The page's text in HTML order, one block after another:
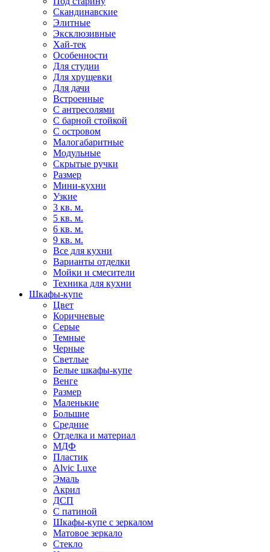
Скандинавские
Элитные
Эксклюзивные
Хай-тек
Особенности
Для студии
Для хрущевки
Для дачи
Встроенные
С антресолями
С барной стойкой
С островом
Малогабаритные
Модульные
Скрытые ручки
Размер
Мини-кухни
Узкие
3 кв. м.
5 кв. м.
6 кв. м.
9 кв. м.
Все для кухни
Варианты отделки
Мойки и смесители
Техника для кухни
Шкафы-купе
Цвет
Коричневые
Серые
Темные
Черные
Светлые
Белые шкафы-купе
Венге
Размер
Маленькие
Большие
Средние
Отделка и материал
МДФ
Пластик
Alvic Luxe
Эмаль
Акрил
ДСП
С патиной
Шкафы-купе с зеркалом
Матовое зеркало
Стекло